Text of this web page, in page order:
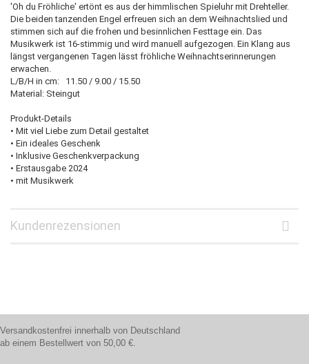
'Oh du Fröhliche' ertönt es aus der himmlischen Spieluhr mit Drehteller.
Die beiden tanzenden Engel erfreuen sich an dem Weihnachtslied und
stimmen sich auf die frohen und besinnlichen Festtage ein. Das
Musikwerk ist 16-stimmig und wird manuell aufgezogen. Ein Klang aus
längst vergangenen Tagen lässt fröhliche Weihnachtserinnerungen
erwachen.
L/B/H in cm: 11.50 / 9.00 / 15.50
Material: Steingut
Produkt-Details
• Mit viel Liebe zum Detail gestaltet
• Ein ideales Geschenk
• Inklusive Geschenkverpackung
• Erstausgabe 2024
• mit Musikwerk
Kundenrezensionen
Versandkostenfrei innerhalb von Deutschland
ab einem Bestellwert von 50,00 €.